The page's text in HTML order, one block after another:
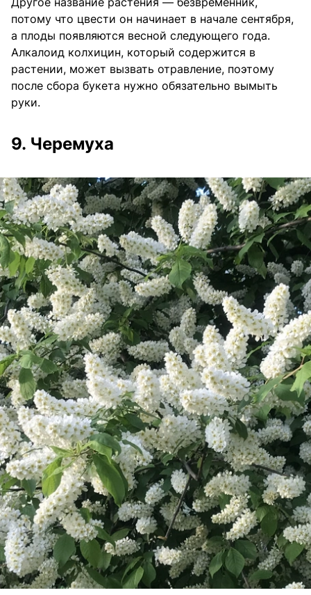
потому что цвести он начинает в начале сентября,
а плоды появляются весной следующего года.
Алкалоид колхицин, который содержится в
растении, может вызвать отравление, поэтому
после сбора букета нужно обязательно вымыть
руки.
9. Черемуха